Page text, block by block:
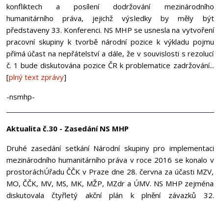
konfliktech a posílení dodržování mezinárodního
humanitárního práva, jejichž výsledky by měly být
představeny 33. Konferenci. NS MHP se usnesla na vytvoření
pracovní skupiny k tvorbě národní pozice k výkladu pojmu
přímá účast na nepřátelství a dále, že v souvislosti s rezolucí
č. 1 bude diskutována pozice ČR k problematice zadržování...
[plný text zprávy]
-nsmhp-
Aktualita č.30 - Zasedání NS MHP
Druhé zasedání setkání Národní skupiny pro implementaci
mezinárodního humanitárního práva v roce 2016 se konalo v
prostoráchÚřadu ČČK v Praze dne 28. června za účasti MZV,
MO, ČČK, MV, MS, MK, MŽP, MZdr a ÚMV. NS MHP zejména
diskutovala čtyřletý akční plán k plnění závazků 32.